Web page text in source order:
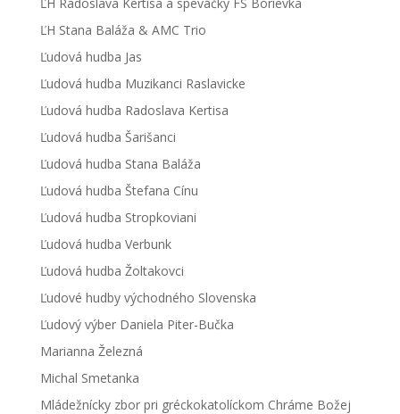
ĽH Stana Baláža & AMC Trio
Ľudová hudba Jas
Ľudová hudba Muzikanci Raslavicke
Ľudová hudba Radoslava Kertisa
Ľudová hudba Šarišanci
Ľudová hudba Stana Baláža
Ľudová hudba Štefana Cínu
Ľudová hudba Stropkoviani
Ľudová hudba Verbunk
Ľudová hudba Žoltakovci
Ľudové hudby východného Slovenska
Ľudový výber Daniela Piter-Bučka
Marianna Železná
Michal Smetanka
Mládežnícky zbor pri gréckokatolíckom Chráme Božej